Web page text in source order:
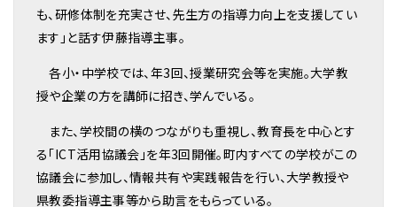
も、研修体制を充実させ、先生方の指導力向上を支援してい
ます」と話す伊藤指導主事。
各小・中学校では、年3回、授業研究会等を実施。大学教
授や企業の方を講師に招き、学んでいる。
また、学校間の横のつながりも重視し、教育長を中心とす
る「ICT活用協議会」を年3回開催。町内すべての学校がこの
協議会に参加し、情報共有や実践報告を行い、大学教授や
県教委指導主事等から助言をもらっている。